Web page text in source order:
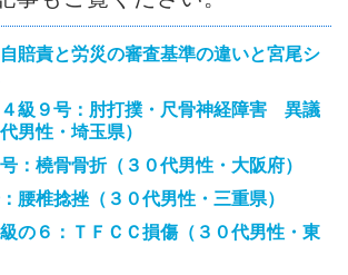
賠責と労災の審査基準の違いと宮尾シ
級９号：肘打撲・尺骨神経障害 異議
男性・埼玉県）
：橈骨骨折（３０代男性・大阪府）
腰椎捻挫（３０代男性・三重県）
の６：ＴＦＣＣ損傷（３０代男性・東